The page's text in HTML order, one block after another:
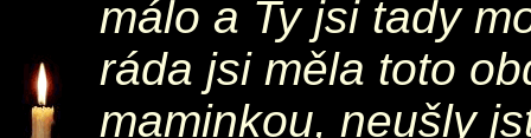
málo a Ty jsi tady
ráda jsi měla toto
maminkou, neušly